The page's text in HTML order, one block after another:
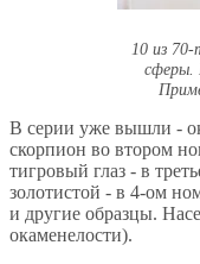
10 из
сферы.
В серии уже вышли -
скорпион во втором
тигровый глаз - в
золотистой - в 4-ом
и другие образцы.
окаменелости).